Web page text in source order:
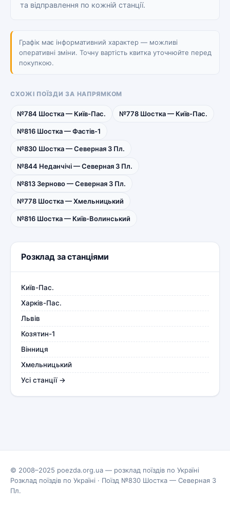
та відправлення по кожній станції.
Графік має інформативний характер — можливі
оперативні зміни. Точну вартість квитка уточнюйте перед
покупкою.
СХОЖІ ПОЇЗДИ ЗА НАПРЯМКОМ
№784 Шостка — Київ-Пас. №778 Шостка — Київ-Пас.
№816 Шостка — Фастів-1
№830 Шостка — Северная 3 Пл.
№844 Неданчічі — Северная 3 Пл.
№813 Зерново — Северная 3 Пл.
№778 Шостка — Хмельницький
№816 Шостка — Київ-Волинський
Розклад за станціями
Київ-Пас.
Харків-Пас.
Львів
Козятин-1
Вінниця
Хмельницький
Усі станції →
© 2008–2025 poezda.org.ua — розклад поїздів по Україні
Розклад поїздів по Україні · Поїзд №830 Шостка — Северная 3
Пл.